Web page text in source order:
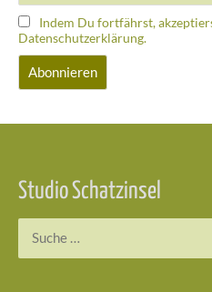
Indem Du fortfährst,
Datenschutzerklärung.
Studio Schatzinsel